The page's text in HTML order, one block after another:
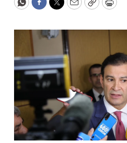
WhatsApp
Facebook
Twitter
EmailCopyPrint